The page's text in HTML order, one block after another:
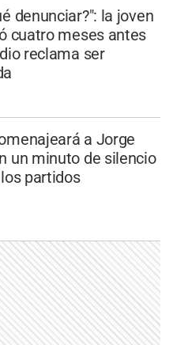
denunciar?": la joven
cuatro meses antes
reclama ser
a Jorge
un minuto de silencio
partidos